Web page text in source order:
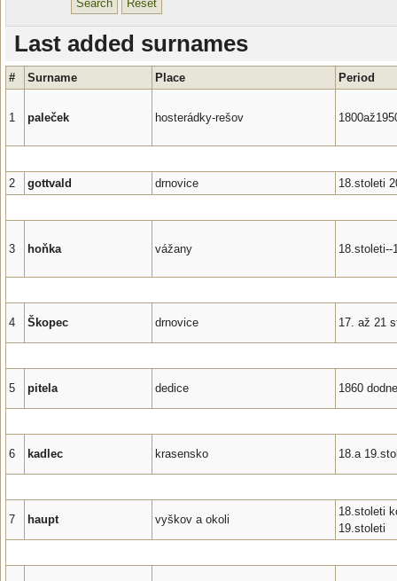
Last added surnames
# Surname Place Period
1 paleček hosterádky-rešov
2 gottvald drnovice 18.stoleti
3 hoňka vážany 18.stoleti--
4 Škopec drnovice 17. až 21
5 pitela dedice 1860
6 kadlec krasensko 18.a
7 haupt vyškov a okoli
18.stoleti
19.stoleti